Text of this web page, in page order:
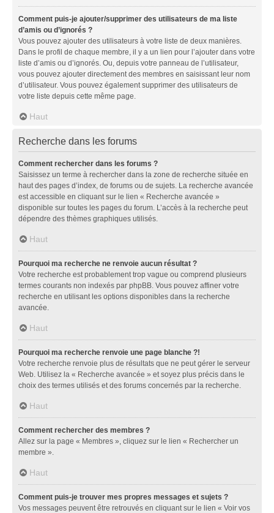
Comment puis-je ajouter/supprimer des utilisateurs de ma liste
d’amis ou d’ignorés ?
Vous pouvez ajouter des utilisateurs à votre liste de deux manières.
Dans le profil de chaque membre, il y a un lien pour l’ajouter dans votre
liste d’amis ou d’ignorés. Ou, depuis votre panneau de l’utilisateur,
vous pouvez ajouter directement des membres en saisissant leur nom
d’utilisateur. Vous pouvez également supprimer des utilisateurs de
votre liste depuis cette même page.
Haut
Recherche dans les forums
Comment rechercher dans les forums ?
Saisissez un terme à rechercher dans la zone de recherche située en
haut des pages d’index, de forums ou de sujets. La recherche avancée
est accessible en cliquant sur le lien « Recherche avancée »
disponible sur toutes les pages du forum. L’accès à la recherche peut
dépendre des thèmes graphiques utilisés.
Haut
Pourquoi ma recherche ne renvoie aucun résultat ?
Votre recherche est probablement trop vague ou comprend plusieurs
termes courants non indexés par phpBB. Vous pouvez affiner votre
recherche en utilisant les options disponibles dans la recherche
avancée.
Haut
Pourquoi ma recherche renvoie une page blanche ?!
Votre recherche renvoie plus de résultats que ne peut gérer le serveur
Web. Utilisez la « Recherche avancée » et soyez plus précis dans le
choix des termes utilisés et des forums concernés par la recherche.
Haut
Comment rechercher des membres ?
Allez sur la page « Membres », cliquez sur le lien « Rechercher un
membre ».
Haut
Comment puis-je trouver mes propres messages et sujets ?
Vos messages peuvent être retrouvés en cliquant sur le lien « Voir vos